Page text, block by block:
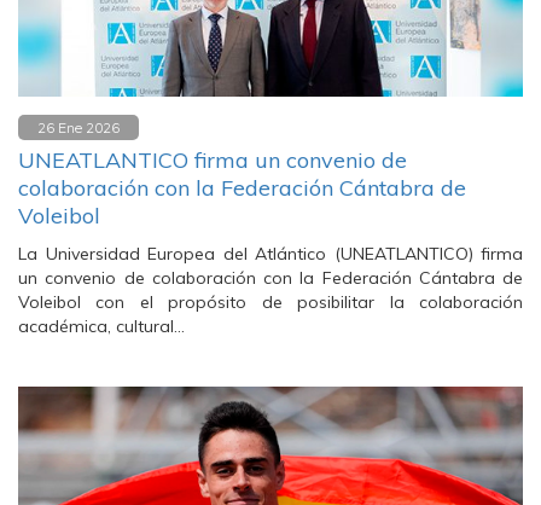
26 Ene 2026
UNEATLANTICO firma un convenio de
colaboración con la Federación Cántabra de
Voleibol
La Universidad Europea del Atlántico (UNEATLANTICO) firma
un convenio de colaboración con la Federación Cántabra de
Voleibol con el propósito de posibilitar la colaboración
académica, cultural…